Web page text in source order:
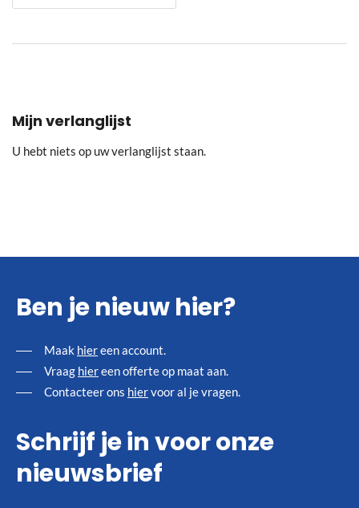
Mijn verlanglijst
U hebt niets op uw verlanglijst staan.
Ben je nieuw hier?
Maak hiereen account.
Vraag hiereen offerte op maat aan.
Contacteer ons hiervoor al je vragen.
Schrijf je in voor onze
nieuwsbrief